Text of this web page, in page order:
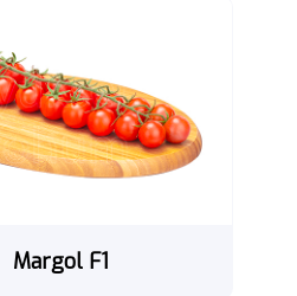
Margol F1